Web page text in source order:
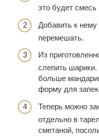
это будет смесь
Добавить к
перемешать.
Из
слепить
больше
форму для
Теперь можно
отдельно в
сметаной,